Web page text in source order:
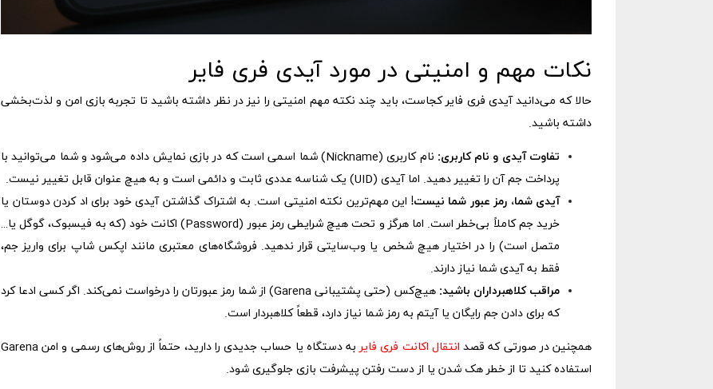
نکات مهم و امنیتی در مورد آیدی فری فایر
حالا که می‌دانید آیدی فری فایر کجاست، باید چند نکته مهم امنیتی را نیز در نظر داشته باشید تا تجربه بازی امن و لذت‌بخشی
داشته باشید.
تفاوت آیدی و نام کاربری:
نام کاربری (Nickname) شما اسمی است که در بازی نمایش داده می‌شود و شما می‌توانید با
پرداخت جم آن را تغییر دهید. اما آیدی (UID) یک شناسه عددی ثابت و دائمی است و به هیچ عنوان قابل تغییر نیست.
آیدی شما، رمز عبور شما نیست! این مهم‌ترین نکته امنیتی است. به اشتراک گذاشتن آیدی خود برای اد کردن دوستان یا
خرید جم کاملاً بی‌خطر است. اما هرگز و تحت هیچ شرایطی رمز عبور (Password) اکانت خود (که به فیسبوک، گوگل یا…
متصل است) را در اختیار هیچ شخص یا وب‌سایتی قرار ندهید. فروشگاه‌های معتبری مانند اپکس شاپ برای واریز جم،
فقط به آیدی شما نیاز دارند.
مراقب کلاهبرداران باشید:
هیچ‌کس (حتی پشتیبانی Garena) از شما رمز عبورتان را درخواست نمی‌کند. اگر کسی ادعا کرد
که برای دادن جم رایگان یا آیتم به رمز شما نیاز دارد، قطعاً کلاهبردار است.
همچنین در صورتی که قصد انتقال اکانت فری فایر
به دستگاه یا حساب جدیدی را دارید، حتماً از روش‌های رسمی و امن Garena
استفاده کنید تا از خطر هک شدن یا از دست رفتن پیشرفت بازی جلوگیری شود.